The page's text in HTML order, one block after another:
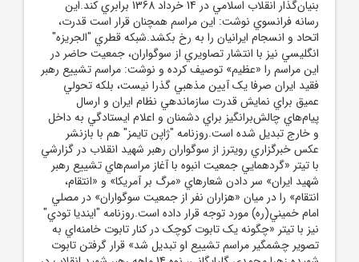
بنيان‌گذار انقلاب اسلامي در 14 خرداد 1368 برابري کند.اين
رسانه فرانسوي نوشت: اين مراسم همچنان قرار است قدرت،
اتحاد و انسجام ايرانيان را به رخ بکشد.شبکه قطري "الجريزه"
انگليسي نيز با انتشار تصاويري از سوگواران، جمعيت حاضر در
اين مراسم را «عظيم» توصيف کرده و نوشت: مراسم تشييع رهبر
فقيد ايران صرفا يک آيين مذهبي گذرا نيست، بلکه تحولي
عميق براي نمايش قدرت سازماندهي نظام ايران و ارسال
پيام‌هاي چالش‌برانگيز براي دشمنان و اعلام ايستادگي به داخل
و خارج تبديل شده است.روزنامه "ژاپن تايمز" هم با بازنشر
عکس خبرگزاري رويترز از سوگواران رهبر شهيد انقلاب در گزارشي
با تيتر «گردهمايي جمعيت انبوه با آغاز مراسم‌هاي تشييع رهبر
شهيد ايران» سر دادن شعارهاي «مرگ بر آمريکا» و «انتقام،
انتقام» را در ميان «هزاران نفر از جمعيت سوگواران» در مصلي
امام خميني(ره) مورد توجه قرار داده است.روزنامه "اينديا تودي"
نيز با تيتر «چگونه يک تابوت کوچک در کنار تابوت خامنه‌اي به
تصوير چشمگير مراسم تشييع او تبديل شد» قرار گرفتن تابوت